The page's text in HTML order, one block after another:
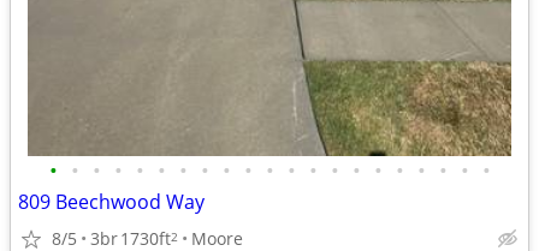
• • • • • • • • • • • • • • • • • • • • •
809 Beechwood Way
8/5 3br1730ft2 Moore